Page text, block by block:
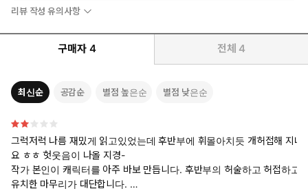
리뷰 작성 유의사항
구매자 4 전체 4
최신순 공감순 별점 높은순 별점 낮은순
그럭저럭 나름 재밌게 읽고있었는데 후반부에 휘몰아치듯 개허접해 지네
요 ㅎㅎ 헛웃음이 나올 지경-
작가 본인이 캐릭터를 아주 바보 만듭니다. 후반부의 허술하고 허접하고
유치한 마무리가 대단합니다.